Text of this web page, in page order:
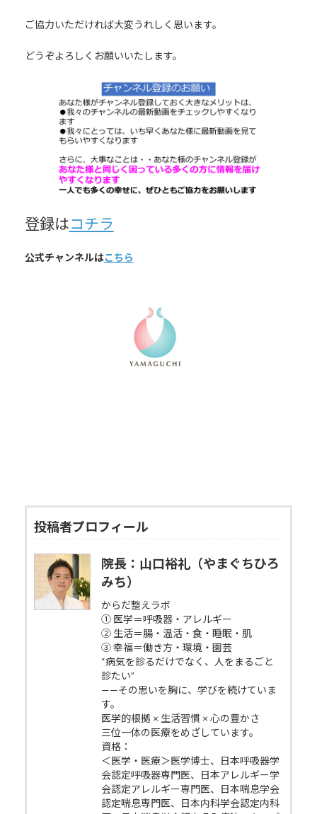
ご協力いただければ大変うれしく思います。
どうぞよろしくお願いいたします。
登録はコチラ
公式チャンネルはこちら
投稿者プロフィール
院長：山口裕礼（やまぐちひろ
みち）
からだ整えラボ
① 医学＝呼吸器・アレルギー
② 生活＝腸・温活・食・睡眠・肌
③ 幸福＝働き方・環境・園芸
“病気を診るだけでなく、人をまるごと
診たい”
——その思いを胸に、学びを続けていま
す。
医学的根拠 × 生活習慣 × 心の豊かさ
三位一体の医療をめざしています。
資格：
＜医学・医療＞医学博士、日本呼吸器学
会認定呼吸器専門医、日本アレルギー学
会認定アレルギー専門医、日本喘息学会
認定喘息専門医、日本内科学会認定内科